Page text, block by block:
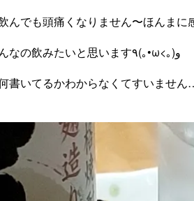
んでも頭痛くなりません〜ほんまに
これからもず〜っと飲むし色んなの飲みたいと思います٩(｡•ω<｡) و
書いてるかわからなくてすいませ